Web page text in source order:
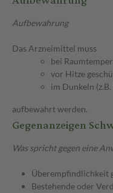
Aufbewahrung
Das Arzneimittel muss
bei
vor Hitze
im Dunkeln
aufbewahrt werden.
Gegenanzeigen
Was spricht gegen eine
Überempfindlichkeit
Bestehende oder